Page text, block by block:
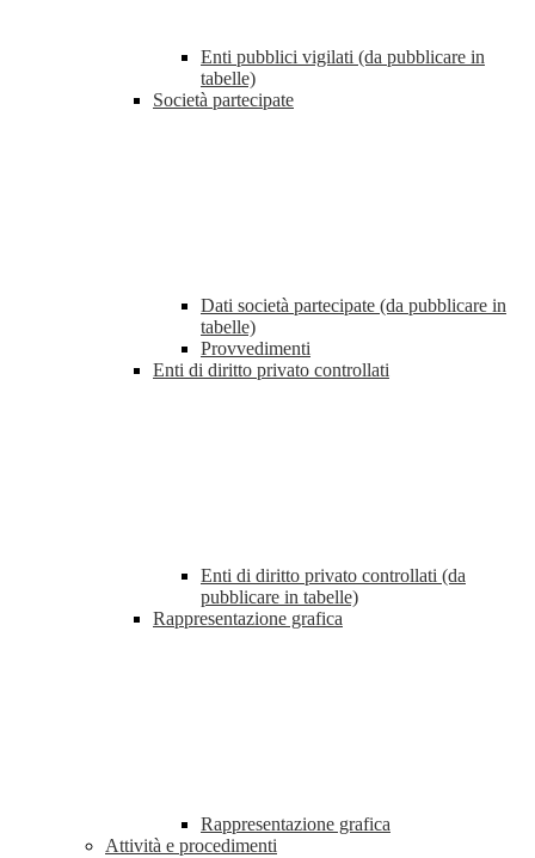
Enti pubblici vigilati (da pubblicare in
tabelle)
Società partecipate
Dati società partecipate (da pubblicare in
tabelle)
Provvedimenti
Enti di diritto privato controllati
Enti di diritto privato controllati (da
pubblicare in tabelle)
Rappresentazione grafica
Rappresentazione grafica
Attività e procedimenti